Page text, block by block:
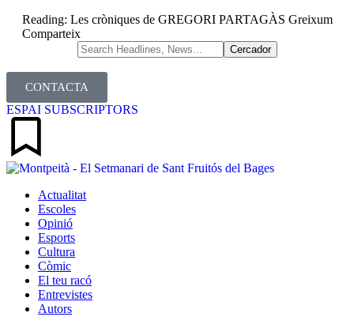
Reading: Les cròniques de GREGORI PARTAGÀS Greixum
Comparteix
CONTACTA
ESPAI SUBSCRIPTORS
Actualitat
Escoles
Opinió
Esports
Cultura
Còmic
El teu racó
Entrevistes
Autors